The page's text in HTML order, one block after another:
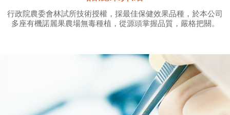
行政院農委會林試所技術授權，採最佳保健效果品種，於本公司
多座有機諾麗果農場無毒種植，從源頭掌握品質，嚴格把關。